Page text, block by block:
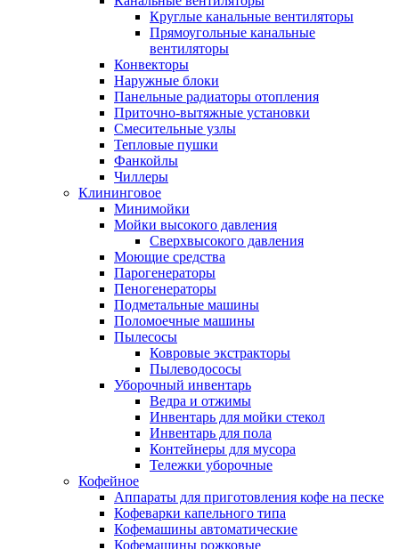
Круглые канальные вентиляторы
Прямоугольные канальные
вентиляторы
Конвекторы
Наружные блоки
Панельные радиаторы отопления
Приточно-вытяжные установки
Смесительные узлы
Тепловые пушки
Фанкойлы
Чиллеры
Клининговое
Минимойки
Мойки высокого давления
Сверхвысокого давления
Моющие средства
Парогенераторы
Пеногенераторы
Подметальные машины
Поломоечные машины
Пылесосы
Ковровые экстракторы
Пылеводососы
Уборочный инвентарь
Ведра и отжимы
Инвентарь для мойки стекол
Инвентарь для пола
Контейнеры для мусора
Тележки уборочные
Кофейное
Аппараты для приготовления кофе на песке
Кофеварки капельного типа
Кофемашины автоматические
Кофемашины рожковые